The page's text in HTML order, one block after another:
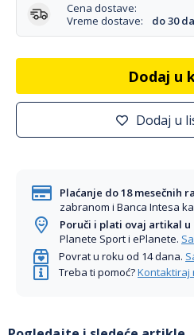
Cena dostave:
Vreme dostave:
do 30
Dodaj u
Dodaj u
Plaćanje do 18 mesečnih
zabranom i Banca Intesa
Poruči i plati ovaj artikal
Planete Sport i ePlanete.
Povrat u roku od 14 dana.
Treba ti pomoć?Kontaktiraj